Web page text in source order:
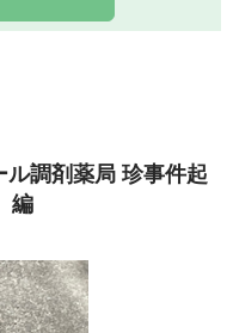
調剤薬局 珍事件起
編